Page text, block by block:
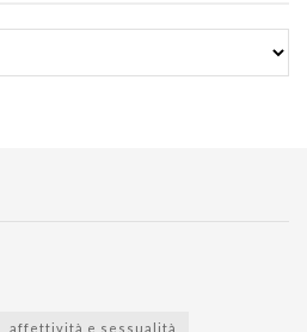
affettività e sessualità